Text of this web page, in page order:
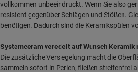
vollkommen unbeeindruckt. Wenn Sie also
resistent gegenüber Schlägen und Stößen.
benötigen. Dadurch sind die Keramikspülen
Systemceram veredelt auf Wunsch Keramik
Die zusätzliche Versiegelung macht die
sammeln sofort in Perlen, fließen streifenfrei